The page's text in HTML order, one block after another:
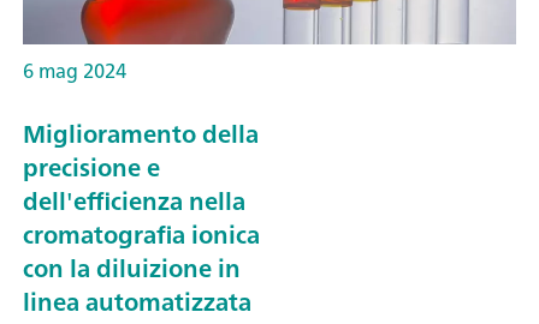
6 mag 2024
Miglioramento della
precisione e
dell'efficienza nella
cromatografia ionica
con la diluizione in
linea automatizzata